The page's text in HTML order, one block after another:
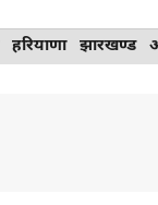
हरियाणा झारखण्ड